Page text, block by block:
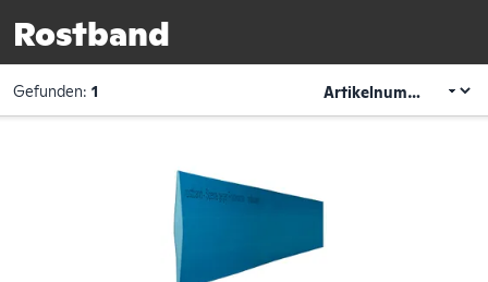
Rostband
Gefunden: 1